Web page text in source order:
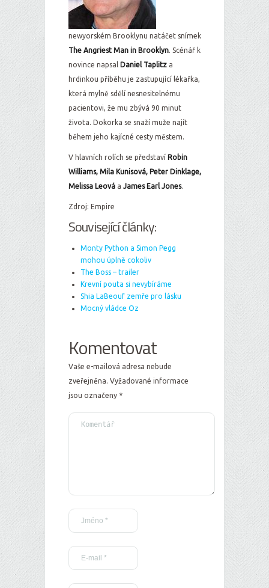
newyorském Brooklynu natáčet snímek
The Angriest Man in Brooklyn. Scénář k
novince napsal Daniel Taplitz a
hrdinkou příběhu je zastupující lékařka,
která mylně sdělí nesnesitelnému
pacientovi, že mu zbývá 90 minut
života. Dokorka se snaží muže najít
během jeho kajícné cesty městem.
V hlavních rolích se představí Robin
Williams, Mila Kunisová, Peter Dinklage,
Melissa Leová a James Earl Jones.
Zdroj: Empire
Související články:
Monty Python a Simon Pegg
mohou úplně cokoliv
The Boss – trailer
Krevní pouta si nevybíráme
Shia LaBeouf zemře pro lásku
Mocný vládce Oz
Komentovat
Vaše e-mailová adresa nebude
zveřejněna. Vyžadované informace
jsou označeny *